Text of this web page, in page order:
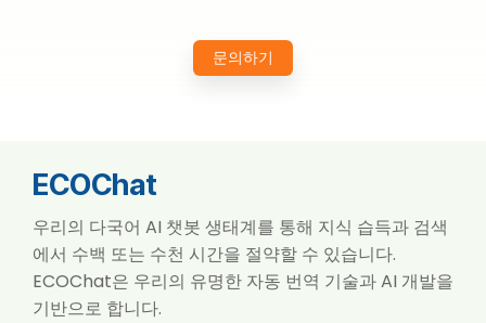
문의하기
ECOChat
우리의 다국어 AI 챗봇 생태계를 통해 지식 습득과 검색
에서 수백 또는 수천 시간을 절약할 수 있습니다.
ECOChat은 우리의 유명한 자동 번역 기술과 AI 개발을
기반으로 합니다.